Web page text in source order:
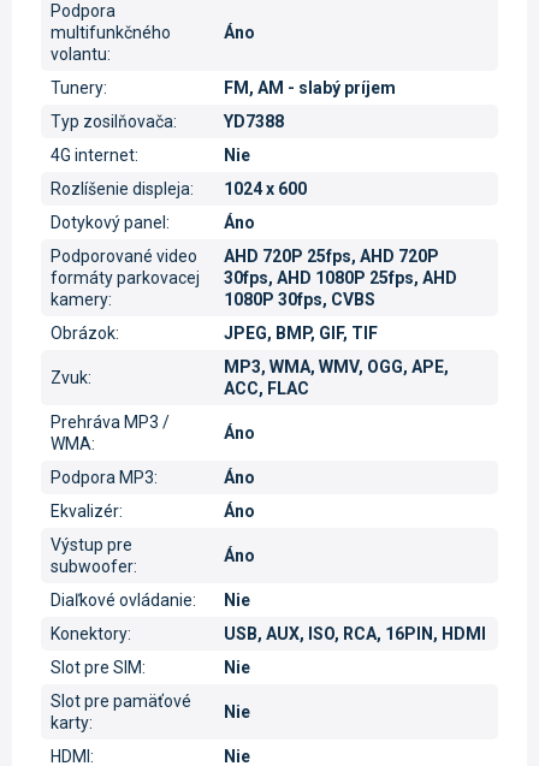
Podpora
multifunkčného
volantu:
Áno
Tunery:
FM, AM - slabý príjem
Typ zosilňovača:
YD7388
4G internet:
Nie
Rozlíšenie displeja:
1024 x 600
Dotykový panel :
Áno
Podporované video
formáty parkovacej
kamery:
AHD 720P 25fps, AHD 720P
30fps, AHD 1080P 25fps, AHD
1080P 30fps, CVBS
Obrázok: JPEG, BMP, GIF, TIF
Zvuk:
MP3, WMA, WMV, OGG, APE,
ACC, FLAC
Prehráva MP3 /
WMA:
Áno
Podpora MP3:
Áno
Ekvalizér:
Áno
Výstup pre
subwoofer:
Áno
Diaľkové ovládanie:
Nie
Konektory:
USB, AUX, ISO, RCA, 16PIN, HDMI
Slot pre SIM:
Nie
Slot pre pamäťové
karty:
Nie
HDMI : Nie